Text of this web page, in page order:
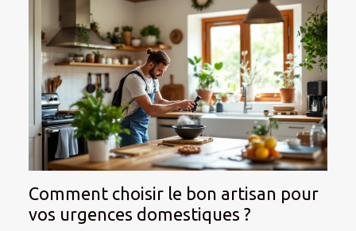
Comment choisir le bon artisan pour
vos urgences domestiques ?